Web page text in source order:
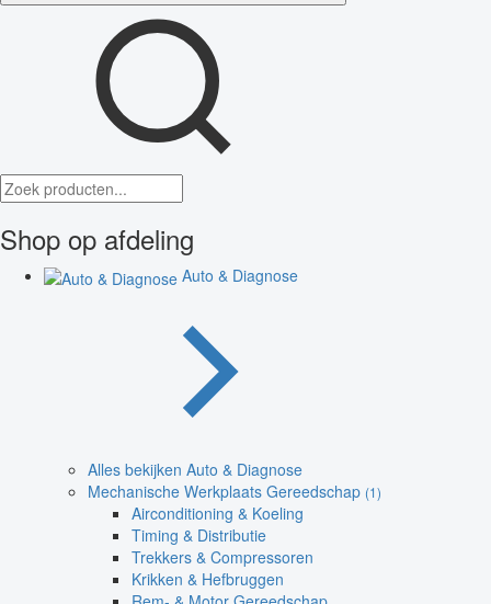
Shop op afdeling
Auto & Diagnose
Alles bekijken Auto & Diagnose
Mechanische Werkplaats Gereedschap (1)
Airconditioning & Koeling
Timing & Distributie
Trekkers & Compressoren
Krikken & Hefbruggen